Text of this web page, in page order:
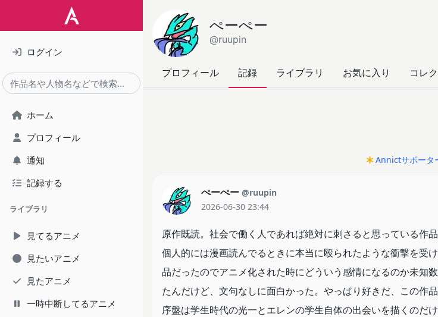
ログイン
ホーム
プロフィール
通知
記録する
ライブラリ
見てるアニメ
見たいアニメ
見たアニメ
一時中断してるアニメ
ぺーぺー
@ruupin
プロフィール 記録 ライブラリ お気に入り コレ
Annictサポータ
ぺーぺー @ruupin
2026-06-30 23:44
原作既読。社会で働く人であれば絶対に刺さると思っている作品
個人的には漫画読んでるときに本当に殴られたような衝撃を受
品だったのでアニメ化された時にどういう感情になるのか未知
たんだけど、文句なしに面白かった。やっぱり好きだ、この作品
序盤は学生時代の光一とエレンの学生自体の出会いを描くのだ